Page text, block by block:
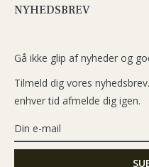
NYHEDSBREV
Gå ikke glip af nyheder og
Tilmeld dig vores
enhver tid afmelde dig igen.